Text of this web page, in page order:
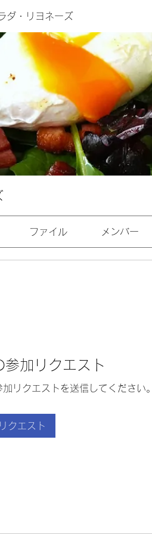
ダ・リヨネーズ
ファイル メンバー
参加リクエスト
リクエストを送信してください。
クエスト